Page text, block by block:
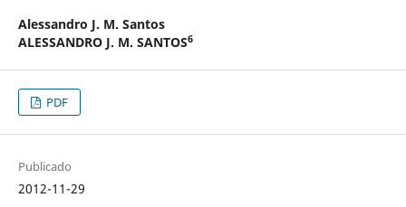
Alessandro J. M. Santos
ALESSANDRO J. M. SANTOS6
PDF
Publicado
2012-11-29